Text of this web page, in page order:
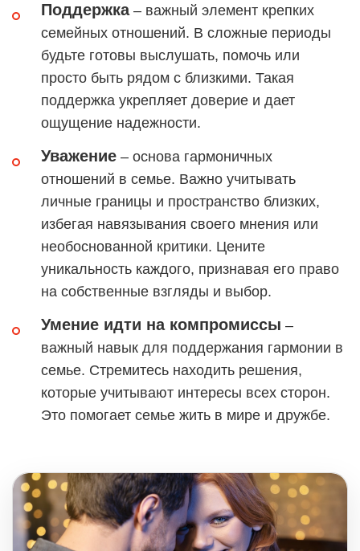
Поддержка– важный элемент крепких
семейных отношений. В сложные периоды
будьте готовы выслушать, помочь или
просто быть рядом с близкими. Такая
поддержка укрепляет доверие и дает
ощущение надежности.
Уважение – основа гармоничных
отношений в семье. Важно учитывать
личные границы и пространство близких,
избегая навязывания своего мнения или
необоснованной критики. Цените
уникальность каждого, признавая его право
на собственные взгляды и выбор.
Умение идти на компромиссы –
важный навык для поддержания гармонии в
семье. Стремитесь находить решения,
которые учитывают интересы всех сторон.
Это помогает семье жить в мире и дружбе.